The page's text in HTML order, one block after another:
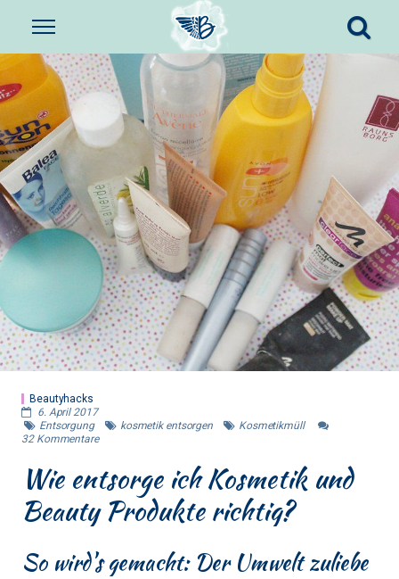
Beautyhacks
6. April 2017
Entsorgung
kosmetik entsorgen
Kosmetikmüll
32 Kommentare
Wie entsorge ich Kosmetik und
Beauty Produkte richtig?
So wird's gemacht: Der Umwelt zuliebe